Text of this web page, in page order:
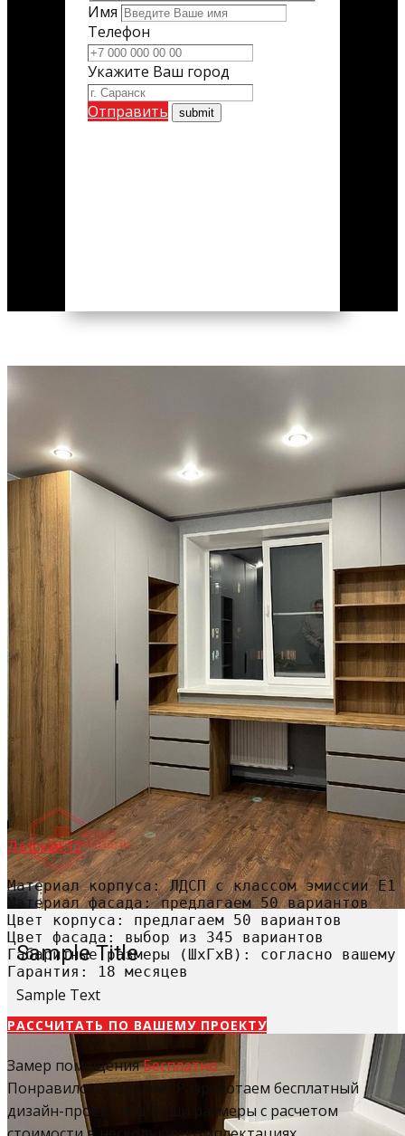
Имя
Телефон
Укажите Ваш город
Отправить
Sample Title
Sample Text
Детская 12
Материал корпуса: ЛДСП с классом эмиссии Е1
Материал фасада: предлагаем 50 вариантов
Цвет корпуса: предлагаем 50 вариантов
Цвет фасада: выбор из 345 вариантов
Габаритные размеры (ШхГхВ): согласно вашему
Гарантия: 18 месяцев
РАССЧИТАТЬ​ ПО ВАШЕМУ ПРОЕКТУ
Замер помещенияБесплатно
Понравилось изделие? Разработаем бесплатный
дизайн-проект под Ваши размеры с расчетом